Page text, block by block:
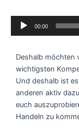
Audio-
00:00
Deshalb möchten
wichtigsten
Und deshalb ist
anderen aktiv
euch
Handeln zu